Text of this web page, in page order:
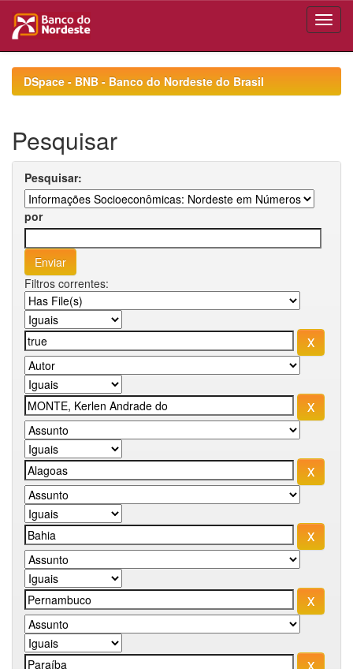
navigationDSpace - BNB - Banco do Nordeste do Brasil
Pesquisar
Pesquisar:
por
Filtros correntes: